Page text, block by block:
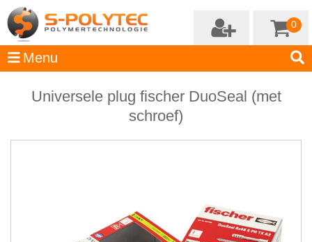
0
Universele plug fischer DuoSeal (met
schroef)